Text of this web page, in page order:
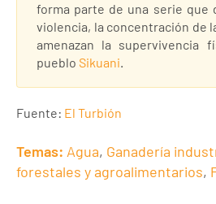
forma parte de una serie que
violencia, la concentración de
amenazan la supervivencia
pueblo Sikuani.
Fuente: El Turbión
Temas: Agua, Ganadería
forestales y agroalimentarios,